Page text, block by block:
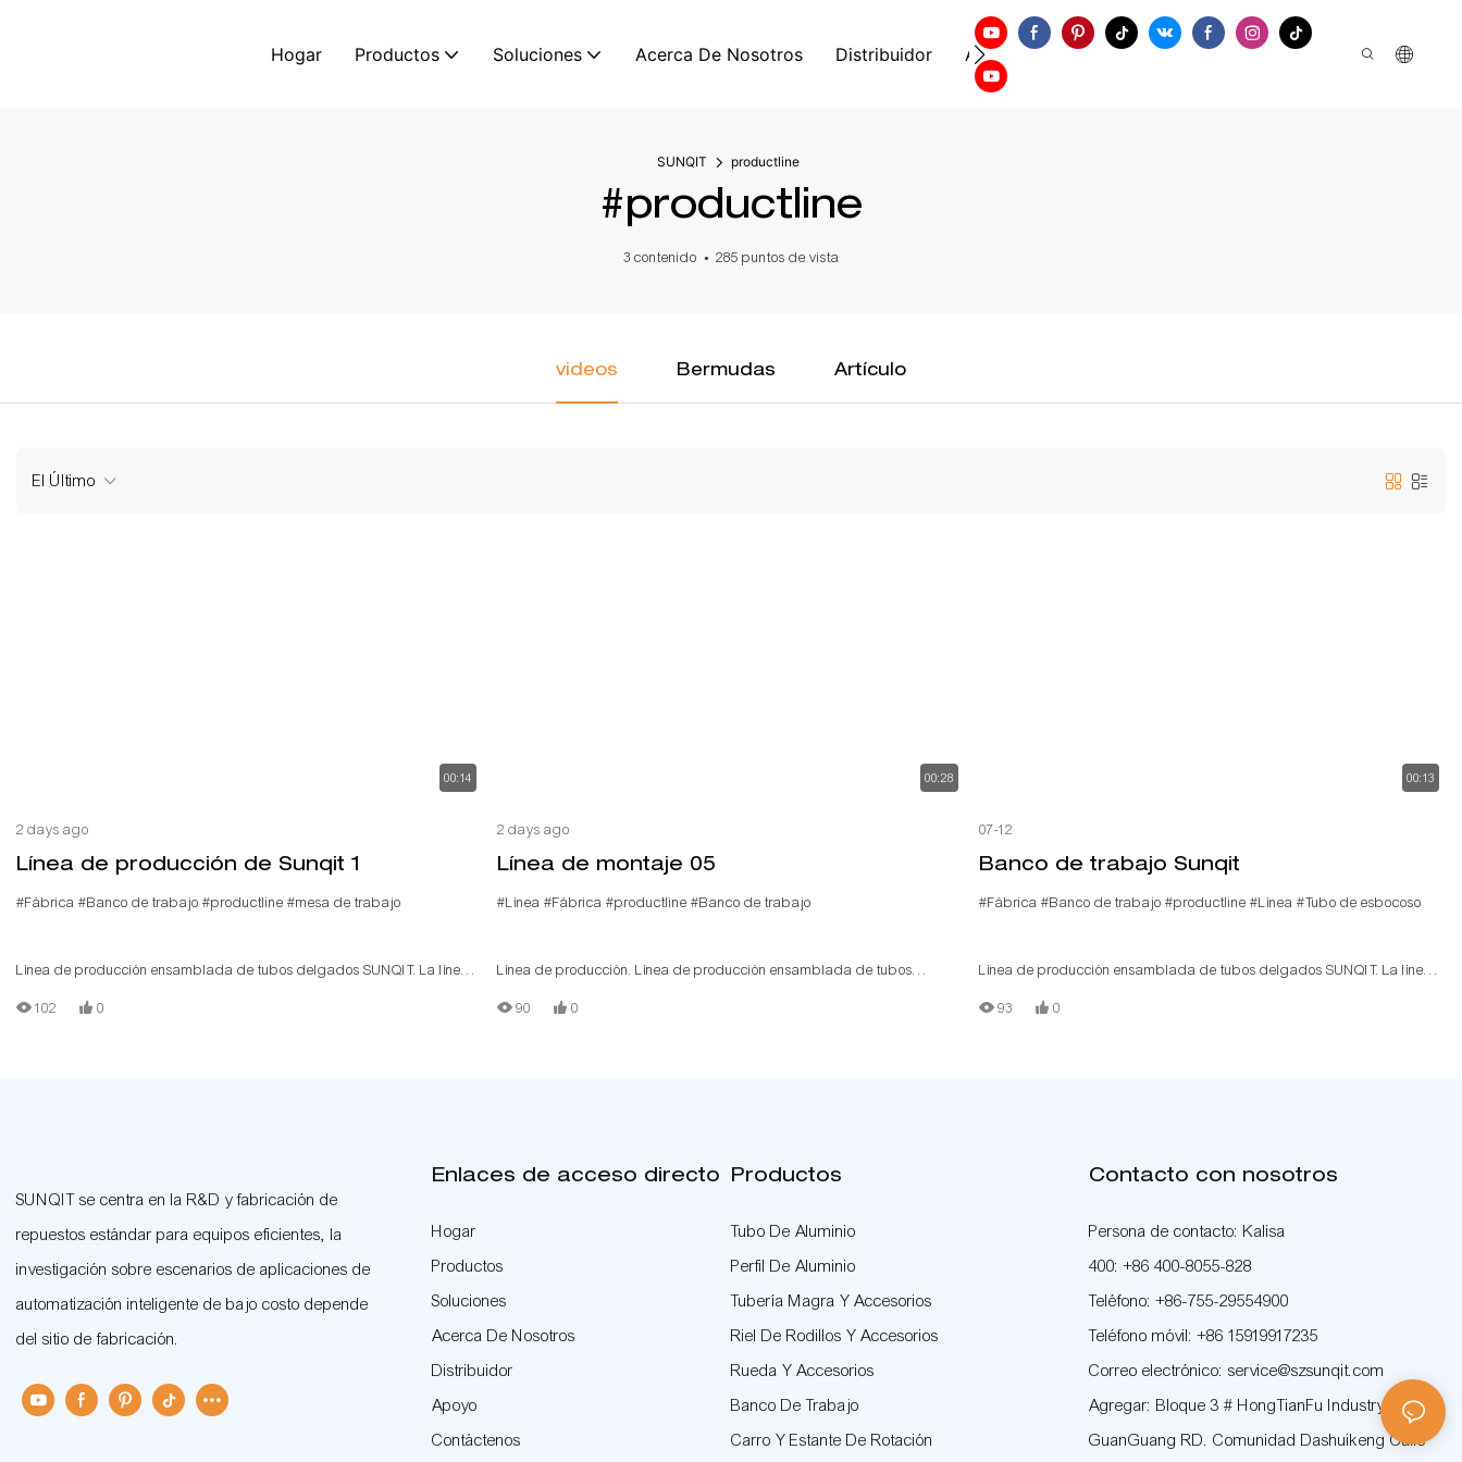
Hogar Productos Soluciones Acerca De Nosotros Distribuidor Apoyo Contáctenos
SUNQIT productline
#productline
3 contenido 285 puntos de vista
videos Bermudas Artículo
El Último
00:14
2 days ago
Línea de producción de Sunqit 1
#Fábrica #Banco de trabajo #productline #mesa de trabajo
Línea de producción ensamblada de tubos delgados SUNQIT. La línea
de producción de bajo costo está construida con tubos/tuberías de
102 0
00:28
2 days ago
Línea de montaje 05
#Línea #Fábrica #productline #Banco de trabajo
Línea de producción. Línea de producción ensamblada de tubos
delgados SUNQIT. La línea de producción de bajo costo está construida
90 0
00:13
07-12
Banco de trabajo Sunqit
#Fábrica #Banco de trabajo #productline #Línea #Tubo de esbocoso
Línea de producción ensamblada de tubos delgados SUNQIT. La línea
de producción de bajo costo está construida con tubos/tuberías de
93 0
SUNQIT se centra en la R&D y fabricación de
repuestos estándar para equipos eficientes, la
investigación sobre escenarios de aplicaciones de
automatización inteligente de bajo costo depende
del sitio de fabricación.
Enlaces de acceso directo
Hogar
Productos
Soluciones
Acerca De Nosotros
Distribuidor
Apoyo
Contáctenos
Productos
Tubo De Aluminio
Perfil De Aluminio
Tubería Magra Y Accesorios
Riel De Rodillos Y Accesorios
Rueda Y Accesorios
Banco De Trabajo
Carro Y Estante De Rotación
Contacto con nosotros
Persona de contacto: Kalisa
400: +86 400-8055-828
Teléfono: +86-755-29554900
Teléfono móvil: +86 15919917235
Correo electrónico: service@szsunqit.com
Agregar: Bloque 3 # HongTianFu Industry Park
GuanGuang RD. Comunidad Dashuikeng Calle